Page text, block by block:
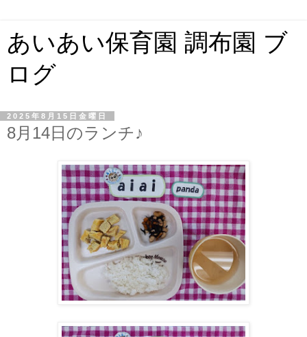
あいあい保育園 調布園 ブ
ログ
2025年8月15日金曜日
8月14日のランチ♪